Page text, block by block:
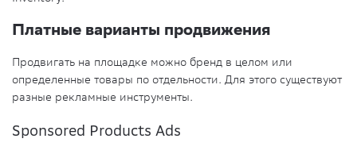
Платные варианты продвижения
Продвигать на площадке можно бренд в целом или
определенные товары по отдельности. Для этого существуют
разные рекламные инструменты.
Sponsored Products Ads